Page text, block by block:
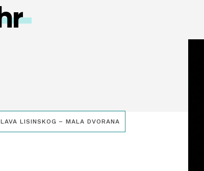
LISINSKOG – MALA DVORANA